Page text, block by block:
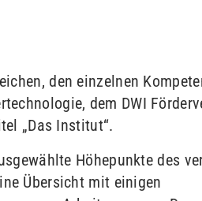
den einzelnen
dem DWI
„Das Institut“.
Höhepunkte des
Übersicht mit einigen